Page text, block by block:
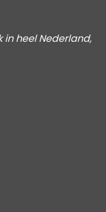
in heel Nederland,